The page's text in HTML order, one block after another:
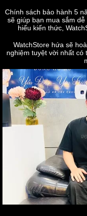
Chính sách bảo hành 5
sẽ giúp bạn mua sắm
hiểu kiến thức,
WatchStore hứa sẽ
nghiệm tuyệt vời nhất có